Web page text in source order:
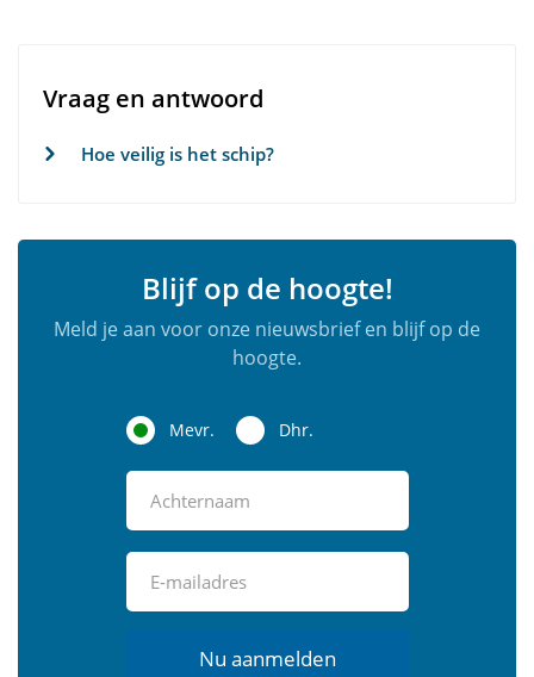
Vraag en antwoord
Hoe veilig is het schip?
Blijf op de hoogte!
Meld je aan voor onze nieuwsbrief en blijf op de
hoogte.
Mevr. Dhr.
Nu aanmelden